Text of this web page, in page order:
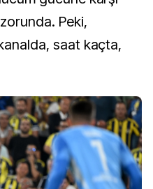
zorunda. Peki,
saat kaçta,